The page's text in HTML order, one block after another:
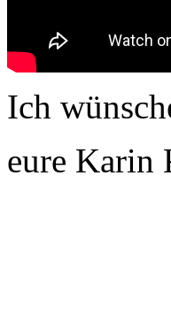
Ich
eure Karin